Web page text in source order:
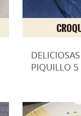
PIQUILLO 5